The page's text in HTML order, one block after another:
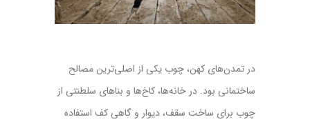
در تمدن‌های کهن، چوب یکی از اصلی‌ترین مصالح
ساختمانی بود. در خانه‌ها، کاخ‌ها و بناهای سلطنتی از
چوب برای ساخت سقف، دیوار و گاهی کف استفاده